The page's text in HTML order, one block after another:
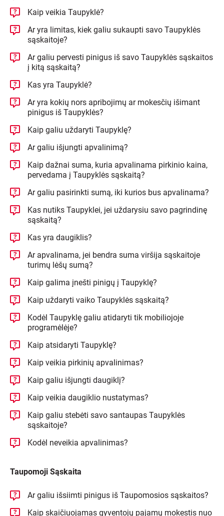
Kaip veikia Taupyklė?
Ar yra limitas, kiek galiu sukaupti savo Taupyklės
sąskaitoje?
Ar galiu pervesti pinigus iš savo Taupyklės sąskaitos
į kitą sąskaitą?
Kas yra Taupyklė?
Ar yra kokių nors apribojimų ar mokesčių išimant
pinigus iš Taupyklės?
Kaip galiu uždaryti Taupyklę?
Ar galiu išjungti apvalinimą?
Kaip dažnai suma, kuria apvalinama pirkinio kaina,
pervedama į Taupyklės sąskaitą?
Ar galiu pasirinkti sumą, iki kurios bus apvalinama?
Kas nutiks Taupyklei, jei uždarysiu savo pagrindinę
sąskaitą?
Kas yra daugiklis?
Ar apvalinama, jei bendra suma viršija sąskaitoje
turimų lėšų sumą?
Kaip galima įnešti pinigų į Taupyklę?
Kaip uždaryti vaiko Taupyklės sąskaitą?
Kodėl Taupyklę galiu atidaryti tik mobiliojoje
programėlėje?
Kaip atsidaryti Taupyklę?
Kaip veikia pirkinių apvalinimas?
Kaip galiu išjungti daugiklį?
Kaip veikia daugiklio nustatymas?
Kaip galiu stebėti savo santaupas Taupyklės
sąskaitoje?
Kodėl neveikia apvalinimas?
Taupomoji Sąskaita
Ar galiu išsiimti pinigus iš Taupomosios sąskaitos?
Kaip skaičiuojamas gyventojų pajamų mokestis nuo